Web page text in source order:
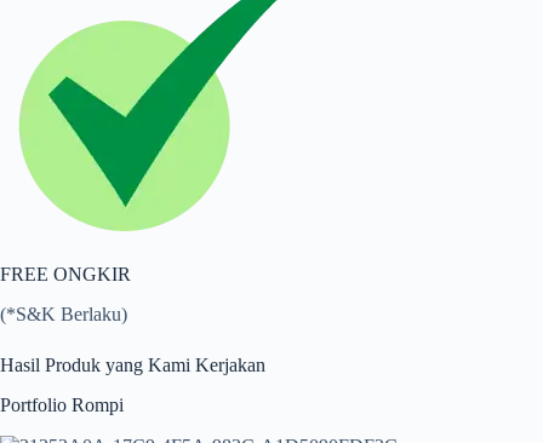
FREE ONGKIR
(*S&K Berlaku)
Hasil Produk yang Kami Kerjakan
Portfolio Rompi